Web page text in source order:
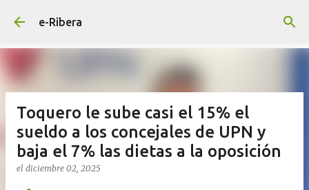
e-Ribera
Toquero le sube casi el 15% el
sueldo a los concejales de UPN y
baja el 7% las dietas a la oposición
el diciembre 02, 2025